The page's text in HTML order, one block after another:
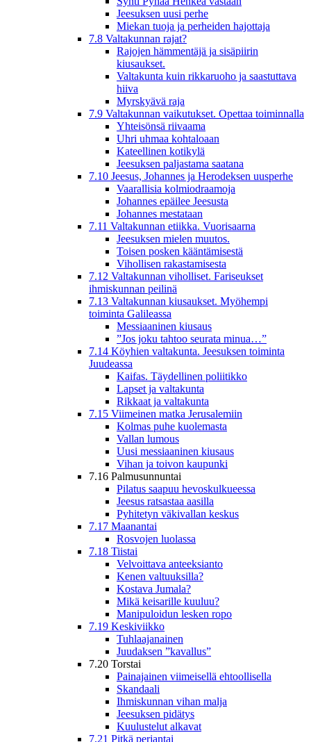
Jeesuksen uusi perhe
Miekan tuoja ja perheiden hajottaja
7.8 Valtakunnan rajat?
Rajojen hämmentäjä ja sisäpiirin
kiusaukset.
Valtakunta kuin rikkaruoho ja saastuttava
hiiva
Myrskyävä raja
7.9 Valtakunnan vaikutukset. Opettaa toiminnalla
Yhteisönsä riivaama
Uhri uhmaa kohtaloaan
Kateellinen kotikylä
Jeesuksen paljastama saatana
7.10 Jeesus, Johannes ja Herodeksen uusperhe
Vaarallisia kolmiodraamoja
Johannes epäilee Jeesusta
Johannes mestataan
7.11 Valtakunnan etiikka. Vuorisaarna
Jeesuksen mielen muutos.
Toisen posken kääntämisestä
Vihollisen rakastamisesta
7.12 Valtakunnan viholliset. Fariseukset
ihmiskunnan peilinä
7.13 Valtakunnan kiusaukset. Myöhempi
toiminta Galileassa
Messiaaninen kiusaus
”Jos joku tahtoo seurata minua…”
7.14 Köyhien valtakunta. Jeesuksen toiminta
Juudeassa
Kaifas. Täydellinen poliitikko
Lapset ja valtakunta
Rikkaat ja valtakunta
7.15 Viimeinen matka Jerusalemiin
Kolmas puhe kuolemasta
Vallan lumous
Uusi messiaaninen kiusaus
Vihan ja toivon kaupunki
7.16 Palmusunnuntai
Pilatus saapuu hevoskulkueessa
Jeesus ratsastaa aasilla
Pyhitetyn väkivallan keskus
7.17 Maanantai
Rosvojen luolassa
7.18 Tiistai
Velvoittava anteeksianto
Kenen valtuuksilla?
Kostava Jumala?
Mikä keisarille kuuluu?
Manipuloidun lesken ropo
7.19 Keskiviikko
Tuhlaajanainen
Juudaksen ”kavallus”
7.20 Torstai
Painajainen viimeisellä ehtoollisella
Skandaali
Ihmiskunnan vihan malja
Jeesuksen pidätys
Kuulustelut alkavat
7.21 Pitkä perjantai